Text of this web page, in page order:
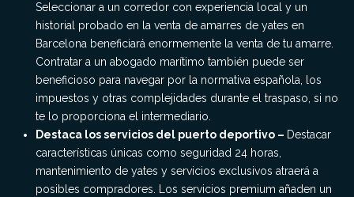
Seleccionar a un corredor con experiencia local y un
historial probado en la venta de amarres de yates en
Barcelona beneficiará enormemente la venta de tu amarre.
Contratar a un abogado marítimo también puede ser
beneficioso para navegar por la normativa española, los
impuestos y otras complejidades durante el traspaso, si no
te lo proporciona el intermediario.
Destaca los servicios del puerto deportivo – Destacar
características únicas como seguridad 24 horas,
mantenimiento de yates y servicios exclusivos atraerá a
posibles compradores. Los servicios premium añaden un